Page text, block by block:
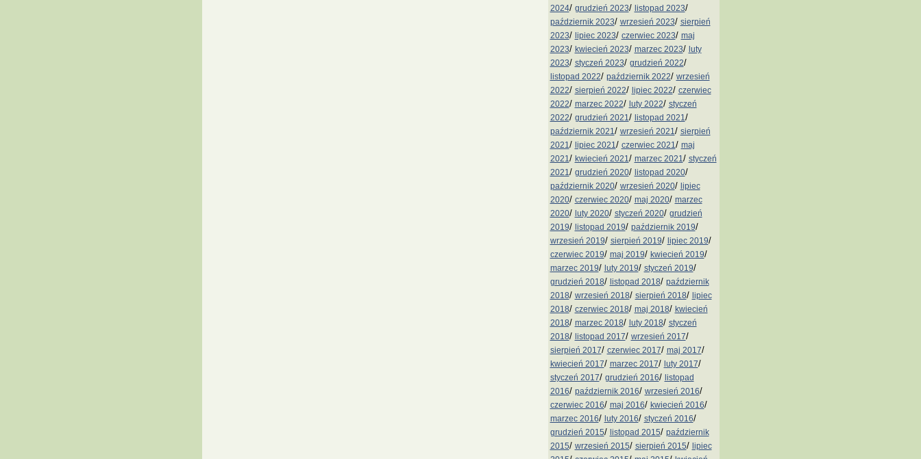
2024/ grudzień 2023/ listopad 2023/
październik 2023/ wrzesień 2023/ sierpień
2023/ lipiec 2023/ czerwiec 2023/ maj
2023/ kwiecień 2023/ marzec 2023/ luty
2023/ styczeń 2023/ grudzień 2022/
listopad 2022/ październik 2022/ wrzesień
2022/ sierpień 2022/ lipiec 2022/ czerwiec
2022/ marzec 2022/ luty 2022/ styczeń
2022/ grudzień 2021 / listopad 2021 /
październik 2021 / wrzesień 2021 / sierpień
2021 / lipiec 2021 / czerwiec 2021 / maj
2021 / kwiecień 2021 / marzec 2021 / styczeń
2021 / grudzień 2020/ listopad 2020/
październik 2020/ wrzesień 2020/ lipiec
2020/ czerwiec 2020/ maj 2020/ marzec
2020/ luty 2020/ styczeń 2020/ grudzień
2019/ listopad 2019/ październik 2019/
wrzesień 2019/ sierpień 2019/ lipiec 2019/
czerwiec 2019/ maj 2019/ kwiecień 2019/
marzec 2019/ luty 2019/ styczeń 2019/
grudzień 2018/ listopad 2018/ październik
2018/ wrzesień 2018/ sierpień 2018/ lipiec
2018/ czerwiec 2018/ maj 2018/ kwiecień
2018/ marzec 2018/ luty 2018/ styczeń
2018/ listopad 2017/ wrzesień 2017/
sierpień 2017/ czerwiec 2017/ maj 2017/
kwiecień 2017/ marzec 2017/ luty 2017/
styczeń 2017/ grudzień 2016/ listopad
2016/ październik 2016/ wrzesień 2016/
czerwiec 2016/ maj 2016/ kwiecień 2016/
marzec 2016/ luty 2016/ styczeń 2016/
grudzień 2015/ listopad 2015/ październik
2015/ wrzesień 2015/ sierpień 2015/ lipiec